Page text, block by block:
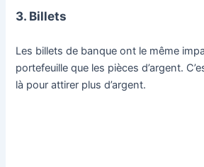
3. Billets
Les billets de banque ont le même
portefeuille que les pièces d’argent.
là pour attirer plus d’argent.